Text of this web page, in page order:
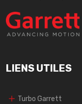
LIENS UTILES
Turbo Garrett